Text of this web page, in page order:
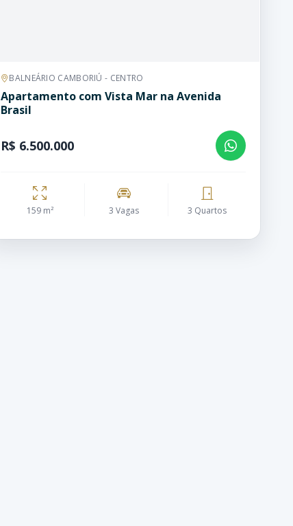
BALNEÁRIO CAMBORIÚ - CENTRO
Apartamento com Vista Mar na Avenida
Brasil
R$ 6.500.000
159 m² 3 Vagas 3 Quartos